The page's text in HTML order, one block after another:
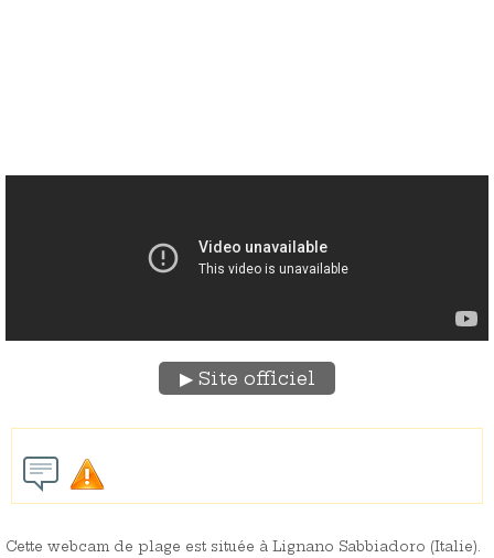
Site officiel
Cette webcam de plage est située à Lignano Sabbiadoro (Italie).